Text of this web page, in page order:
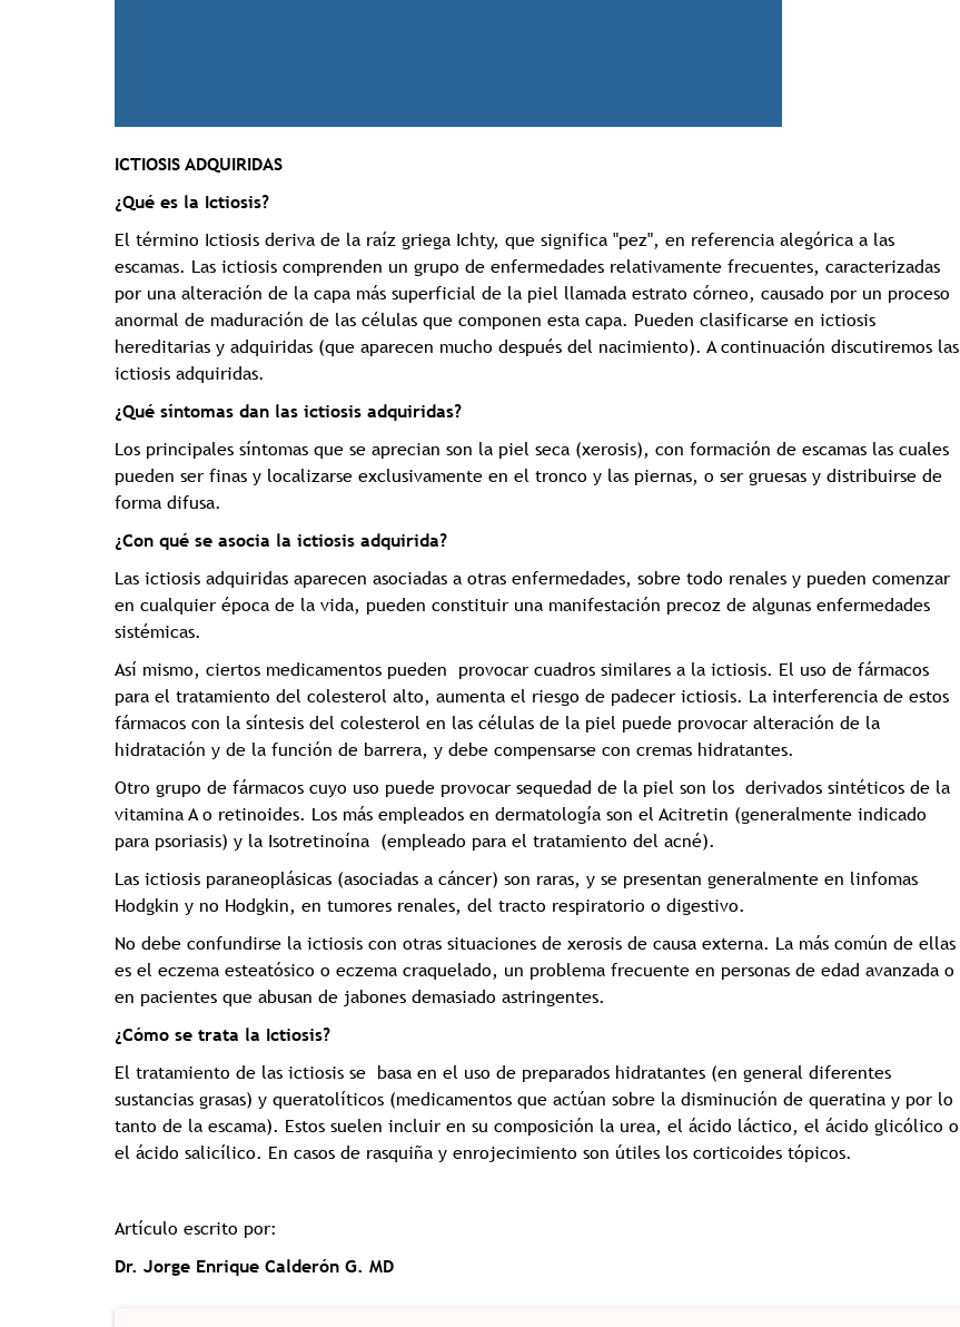
ICTIOSIS ADQUIRIDAS
¿Qué es la Ictiosis?
El término Ictiosis deriva de la raíz griega Ichty, que significa "pez", en referencia alegórica a las
escamas. Las ictiosis comprenden un grupo de enfermedades relativamente frecuentes, caracterizadas
por una alteración de la capa más superficial de la piel llamada estrato córneo, causado por un proceso
anormal de maduración de las células que componen esta capa. Pueden clasificarse en ictiosis
hereditarias y adquiridas (que aparecen mucho después del nacimiento). A continuación discutiremos las
ictiosis adquiridas.
¿Qué síntomas dan las ictiosis adquiridas?
Los principales síntomas que se aprecian son la piel seca (xerosis), con formación de escamas las cuales
pueden ser finas y localizarse exclusivamente en el tronco y las piernas, o ser gruesas y distribuirse de
forma difusa.
¿Con qué se asocia la ictiosis adquirida?
Las ictiosis adquiridas aparecen asociadas a otras enfermedades, sobre todo renales y pueden comenzar
en cualquier época de la vida, pueden constituir una manifestación precoz de algunas enfermedades
sistémicas.
Así mismo, ciertos medicamentos pueden provocar cuadros similares a la ictiosis. El uso de fármacos
para el tratamiento del colesterol alto, aumenta el riesgo de padecer ictiosis. La interferencia de estos
fármacos con la síntesis del colesterol en las células de la piel puede provocar alteración de la
hidratación y de la función de barrera, y debe compensarse con cremas hidratantes.
Otro grupo de fármacos cuyo uso puede provocar sequedad de la piel son los derivados sintéticos de la
vitamina A o retinoides. Los más empleados en dermatología son el Acitretin (generalmente indicado
para psoriasis) y la Isotretinoína (empleado para el tratamiento del acné).
Las ictiosis paraneoplásicas (asociadas a cáncer) son raras, y se presentan generalmente en linfomas
Hodgkin y no Hodgkin, en tumores renales, del tracto respiratorio o digestivo.
No debe confundirse la ictiosis con otras situaciones de xerosis de causa externa. La más común de ellas
es el eczema esteatósico o eczema craquelado, un problema frecuente en personas de edad avanzada o
en pacientes que abusan de jabones demasiado astringentes.
¿Cómo se trata la Ictiosis?
El tratamiento de las ictiosis se basa en el uso de preparados hidratantes (en general diferentes
sustancias grasas) y queratolíticos (medicamentos que actúan sobre la disminución de queratina y por lo
tanto de la escama). Estos suelen incluir en su composición la urea, el ácido láctico, el ácido glicólico o
el ácido salicílico. En casos de rasquiña y enrojecimiento son útiles los corticoides tópicos.
Artículo escrito por:
Dr. Jorge Enrique Calderón G. MD
Tags:Tricologia